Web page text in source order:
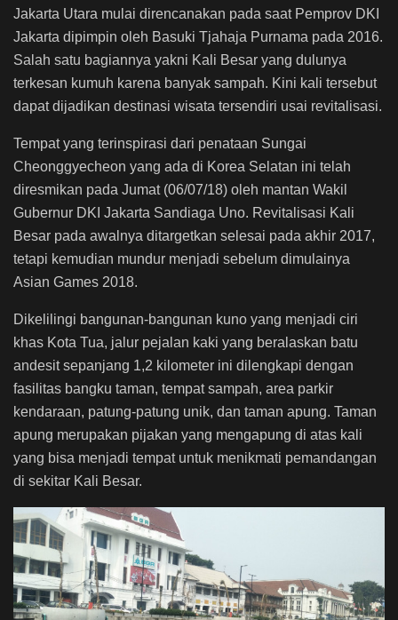
Jakarta Utara mulai direncanakan pada saat Pemprov DKI
Jakarta dipimpin oleh Basuki Tjahaja Purnama pada 2016.
Salah satu bagiannya yakni Kali Besar yang dulunya
terkesan kumuh karena banyak sampah. Kini kali tersebut
dapat dijadikan destinasi wisata tersendiri usai revitalisasi.
Tempat yang terinspirasi dari penataan Sungai
Cheonggyecheon yang ada di Korea Selatan ini telah
diresmikan pada Jumat (06/07/18) oleh mantan Wakil
Gubernur DKI Jakarta Sandiaga Uno. Revitalisasi Kali
Besar pada awalnya ditargetkan selesai pada akhir 2017,
tetapi kemudian mundur menjadi sebelum dimulainya
Asian Games 2018.
Dikelilingi bangunan-bangunan kuno yang menjadi ciri
khas Kota Tua, jalur pejalan kaki yang beralaskan batu
andesit sepanjang 1,2 kilometer ini dilengkapi dengan
fasilitas bangku taman, tempat sampah, area parkir
kendaraan, patung-patung unik, dan taman apung. Taman
apung merupakan pijakan yang mengapung di atas kali
yang bisa menjadi tempat untuk menikmati pemandangan
di sekitar Kali Besar.